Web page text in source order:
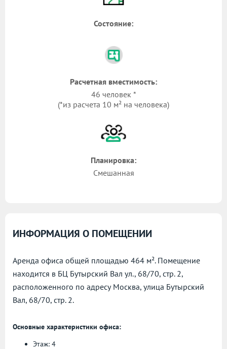
Состояние:
Расчетная вместимость:
46 человек *
(*из расчета 10 м² на человека)
Планировка:
Смешанная
ИНФОРМАЦИЯ О ПОМЕЩЕНИИ
Аренда офиса общей площадью 464 м². Помещение
находится в БЦ Бутырский Вал ул., 68/70, стр. 2,
расположенного по адресу Москва, улица Бутырский
Вал, 68/70, стр. 2.
Основные характеристики офиса:
Этаж: 4